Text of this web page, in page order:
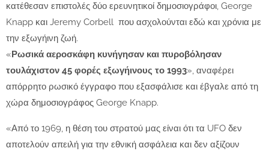
κατέθεσαν επιστολές δύο ερευνητικοί δημοσιογράφοι, George
Knapp και Jeremy Corbell που ασχολούνται εδώ και χρόνια με
την εξωγήινη ζωή.
«Ρωσικά αεροσκάφη κυνήγησαν και πυροβόλησαν
τουλάχιστον 45 φορές εξωγήινους το 1993», αναφέρει
απόρρητο ρωσικό έγγραφο που εξασφάλισε και έβγαλε από τη
χώρα δημοσιογράφος George Knapp.
«Από το 1969, η θέση του στρατού μας είναι ότι τα UFO δεν
αποτελούν απειλή για την εθνική ασφάλεια και δεν αξίζουν